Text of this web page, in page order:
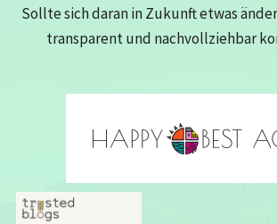
Sollte sich daran in Zukunft etwas
transparent und nachvollziehbar